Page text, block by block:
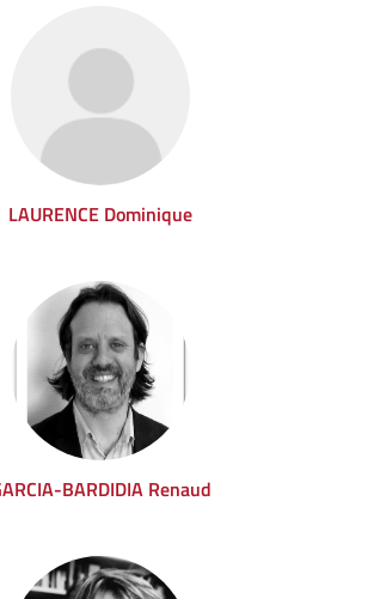
LAURENCE Dominique
BARDIDIA Renaud